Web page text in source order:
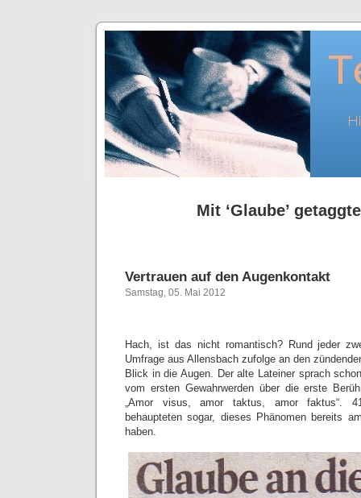
Mit ‘Glaube’
Vertrauen auf den Augenkontakt
Samstag, 05. Mai 2012
Hach, ist das nicht romantisch? Rund jeder
Umfrage aus Allensbach zufolge an den
Blick in die Augen. Der alte Lateiner sprach
vom ersten Gewahrwerden über die erste
„Amor visus, amor taktus, amor faktus“.
behaupteten sogar, dieses Phänomen bereits
haben.